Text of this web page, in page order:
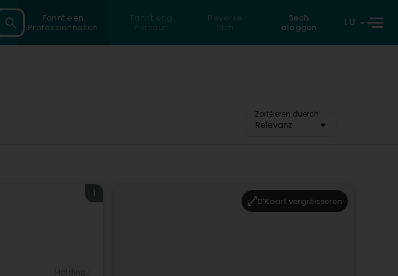
Fannt een
Professionnellen
Fannt eng
Persoun
Reverse
Sich
Sech
aloggen
LU
Zortéieren duerch
Relevanz
1
D'Kaart vergréisseren